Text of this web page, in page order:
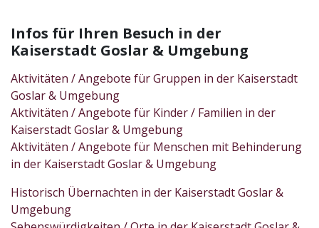
Infos für Ihren Besuch in der
Kaiserstadt Goslar & Umgebung
Aktivitäten / Angebote für Gruppen in der Kaiserstadt
Goslar & Umgebung
Aktivitäten / Angebote für Kinder / Familien in der
Kaiserstadt Goslar & Umgebung
Aktivitäten / Angebote für Menschen mit Behinderung
in der Kaiserstadt Goslar & Umgebung
Historisch Übernachten in der Kaiserstadt Goslar &
Umgebung